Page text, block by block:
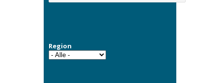
Region